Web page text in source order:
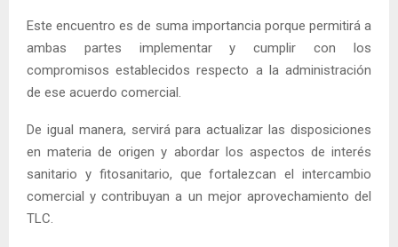
Este encuentro es de suma importancia porque permitirá a
ambas partes implementar y cumplir con los
compromisos establecidos respecto a la administración
de ese acuerdo comercial.
De igual manera, servirá para actualizar las disposiciones
en materia de origen y abordar los aspectos de interés
sanitario y fitosanitario, que fortalezcan el intercambio
comercial y contribuyan a un mejor aprovechamiento del
TLC.